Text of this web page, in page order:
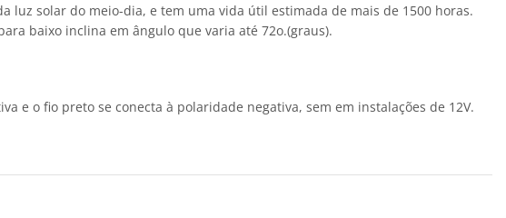
luz solar do meio-dia, e tem uma vida útil estimada de mais de 1500 horas.
baixo inclina em ângulo que varia até 72o.(graus).
e o fio preto se conecta à polaridade negativa, sem em instalações de 12V.